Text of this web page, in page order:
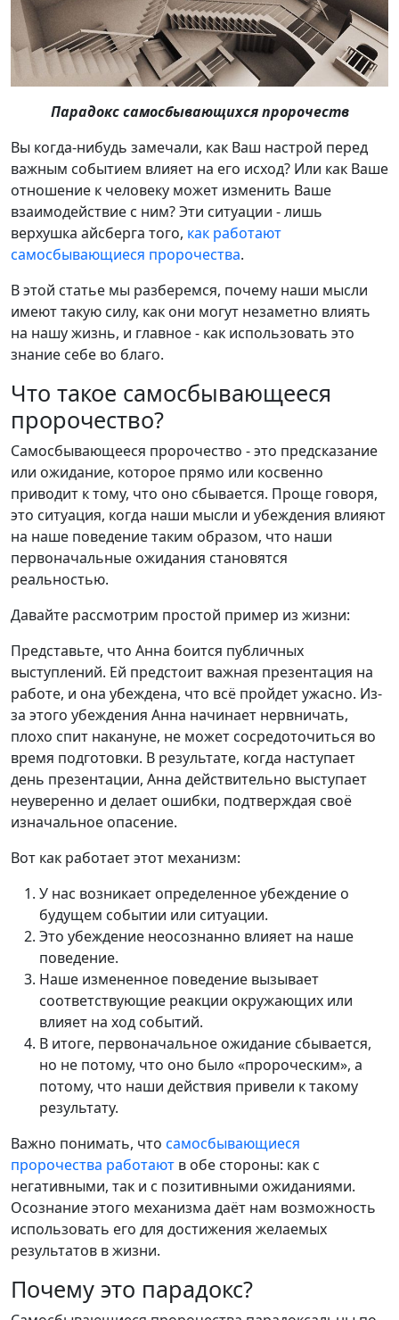
Парадокс самосбывающихся пророчеств
Вы когда-нибудь замечали, как Ваш настрой перед
важным событием влияет на его исход? Или как Ваше
отношение к человеку может изменить Ваше
взаимодействие с ним? Эти ситуации - лишь
верхушка айсберга того, как работают
самосбывающиеся пророчества.
В этой статье мы разберемся, почему наши мысли
имеют такую силу, как они могут незаметно влиять
на нашу жизнь, и главное - как использовать это
знание себе во благо.
Что такое самосбывающееся
пророчество?
Самосбывающееся пророчество - это предсказание
или ожидание, которое прямо или косвенно
приводит к тому, что оно сбывается. Проще говоря,
это ситуация, когда наши мысли и убеждения влияют
на наше поведение таким образом, что наши
первоначальные ожидания становятся
реальностью.
Давайте рассмотрим простой пример из жизни:
Представьте, что Анна боится публичных
выступлений. Ей предстоит важная презентация на
работе, и она убеждена, что всё пройдет ужасно. Из-
за этого убеждения Анна начинает нервничать,
плохо спит накануне, не может сосредоточиться во
время подготовки. В результате, когда наступает
день презентации, Анна действительно выступает
неуверенно и делает ошибки, подтверждая своё
изначальное опасение.
Вот как работает этот механизм:
У нас возникает определенное убеждение о
будущем событии или ситуации.
Это убеждение неосознанно влияет на наше
поведение.
Наше измененное поведение вызывает
соответствующие реакции окружающих или
влияет на ход событий.
В итоге, первоначальное ожидание сбывается,
но не потому, что оно было «пророческим», а
потому, что наши действия привели к такому
результату.
Важно понимать, что самосбывающиеся
пророчества работают в обе стороны: как с
негативными, так и с позитивными ожиданиями.
Осознание этого механизма даёт нам возможность
использовать его для достижения желаемых
результатов в жизни.
Почему это парадокс?